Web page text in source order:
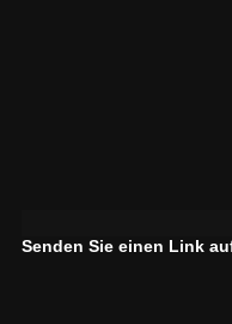
Senden Sie einen Link